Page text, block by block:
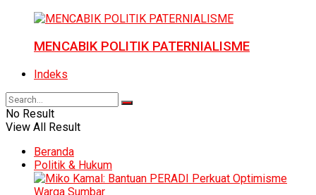
MENCABIK POLITIK PATERNIALISME
Indeks
No Result
View All Result
Beranda
Politik & Hukum